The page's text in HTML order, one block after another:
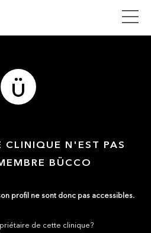
CLINIQUE N'EST PAS
BÜCCO
profil ne sont donc pas accessibles.
de cette clinique?